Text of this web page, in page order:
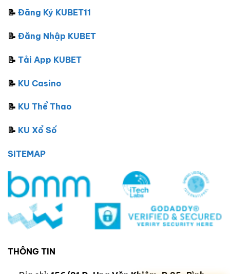
📝 Đăng Ký KUBET11
📝 Đăng Nhập KUBET
📝 Tải App KUBET
📝 KU Casino
📝 KU Thể Thao
📝 KU Xổ Số
SITEMAP
THÔNG TIN